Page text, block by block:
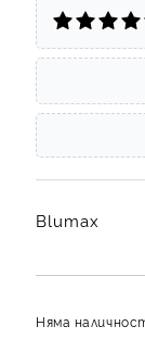
Blumax
Няма